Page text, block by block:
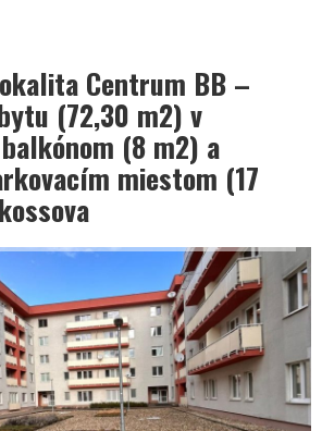
Centrum BB –
(72,30 m2) v
(8 m2) a
miestom (17